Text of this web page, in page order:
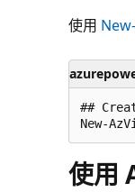
使用
##
使用